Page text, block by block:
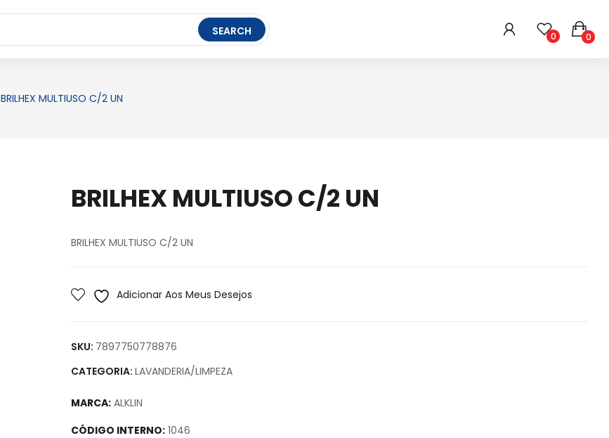
SEARCH
0 0
BRILHEX MULTIUSO C/2 UN
BRILHEX MULTIUSO C/2 UN
BRILHEX MULTIUSO C/2 UN
Adicionar Aos Meus Desejos
SKU: 7897750778876
CATEGORIA: LAVANDERIA/LIMPEZA
MARCA:ALKLIN
CÓDIGO INTERNO: 1046